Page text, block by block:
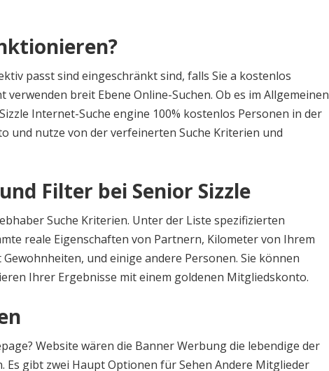
passt sind eingeschränkt sind, falls Sie a kostenlos
breit Ebene Online-Suchen. Ob es im Allgemeinen
Internet-Suche engine 100% kostenlos Personen in der
und nutze von der verfeinerten Suche Kriterien und
Filter bei Senior Sizzle
Suche Kriterien. Unter der Liste spezifizierten
reale Eigenschaften von Partnern, Kilometer von Ihrem
und einige andere Personen. Sie können
Ihrer Ergebnisse mit einem goldenen Mitgliedskonto.
Website wären die Banner Werbung die lebendige der
Es gibt zwei Haupt Optionen für Sehen Andere Mitglieder